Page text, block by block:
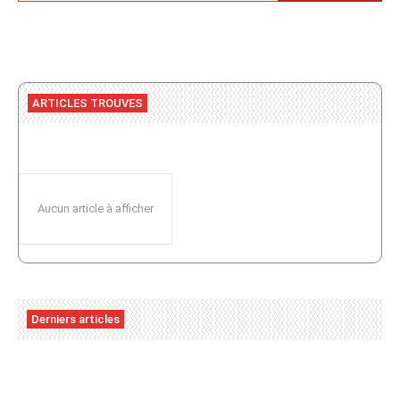
ARTICLES TROUVES
Aucun article à afficher
Derniers articles